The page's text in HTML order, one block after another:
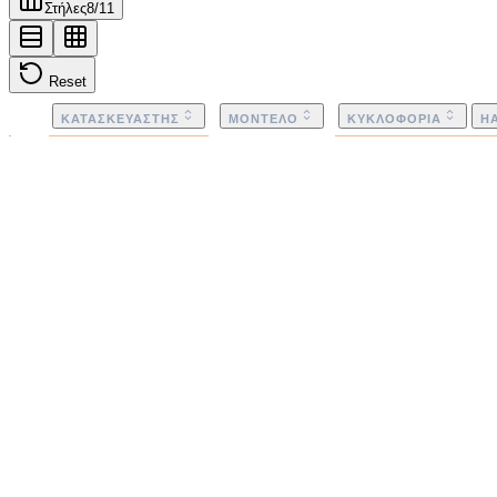
Στήλες8/11
Reset
ΚΑΤΑΣΚΕΥΑΣΤΉΣ ΜΟΝΤΈΛΟ ΚΥΚΛΟΦΟΡΊΑ